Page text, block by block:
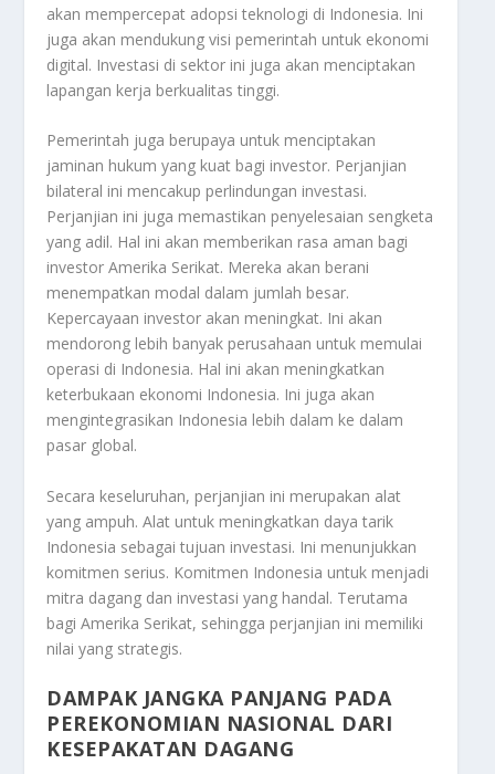
akan mempercepat adopsi teknologi di Indonesia. Ini
juga akan mendukung visi pemerintah untuk ekonomi
digital. Investasi di sektor ini juga akan menciptakan
lapangan kerja berkualitas tinggi.
Pemerintah juga berupaya untuk menciptakan
jaminan hukum yang kuat bagi investor. Perjanjian
bilateral ini mencakup perlindungan investasi.
Perjanjian ini juga memastikan penyelesaian sengketa
yang adil. Hal ini akan memberikan rasa aman bagi
investor Amerika Serikat. Mereka akan berani
menempatkan modal dalam jumlah besar.
Kepercayaan investor akan meningkat. Ini akan
mendorong lebih banyak perusahaan untuk memulai
operasi di Indonesia. Hal ini akan meningkatkan
keterbukaan ekonomi Indonesia. Ini juga akan
mengintegrasikan Indonesia lebih dalam ke dalam
pasar global.
Secara keseluruhan, perjanjian ini merupakan alat
yang ampuh. Alat untuk meningkatkan daya tarik
Indonesia sebagai tujuan investasi. Ini menunjukkan
komitmen serius. Komitmen Indonesia untuk menjadi
mitra dagang dan investasi yang handal. Terutama
bagi Amerika Serikat, sehingga perjanjian ini memiliki
nilai yang strategis.
DAMPAK JANGKA PANJANG PADA
PEREKONOMIAN NASIONAL DARI
KESEPAKATAN DAGANG